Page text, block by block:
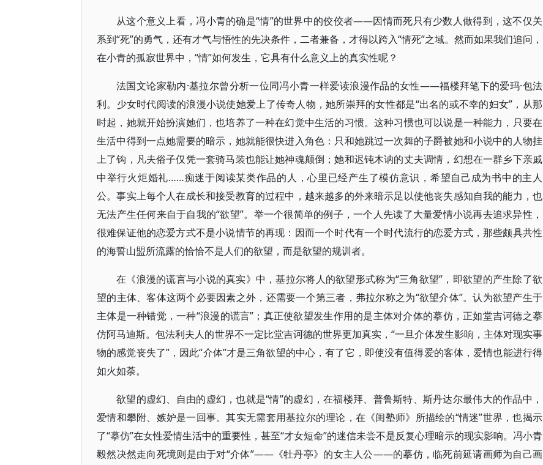
从这个意义上看，冯小青的确是“情”的世界中的佼佼者——因情而死只有少数人做得到，这不仅关
系到“死”的勇气，还有才气与悟性的先决条件，二者兼备，才得以跨入“情死”之域。然而如果我们追问，
在小青的孤寂世界中，“情”如何发生，它具有什么意义上的真实性呢？
法国文论家勒内·基拉尔曾分析一位同冯小青一样爱读浪漫作品的女性——福楼拜笔下的爱玛·包法
利。少女时代阅读的浪漫小说使她爱上了传奇人物，她所崇拜的女性都是“出名的或不幸的妇女”，从那
时起，她就开始扮演她们，也培养了一种在幻觉中生活的习惯。这种习惯也可以说是一种能力，只要在
生活中得到一点她需要的暗示，她就能很快进入角色：只和她跳过一次舞的子爵被她和小说中的人物挂
上了钩，凡夫俗子仅凭一套骑马装也能让她神魂颠倒；她和迟钝木讷的丈夫调情，幻想在一群乡下亲戚
中举行火炬婚礼……痴迷于阅读某类作品的人，心里已经产生了模仿意识，希望自己成为书中的主人
公。事实上每个人在成长和接受教育的过程中，越来越多的外来暗示足以使他丧失感知自我的能力，也
无法产生任何来自于自我的“欲望”。举一个很简单的例子，一个人先读了大量爱情小说再去追求异性，
很难保证他的恋爱方式不是小说情节的再现：因而一个时代有一个时代流行的恋爱方式，那些颇具共性
的海誓山盟所流露的恰恰不是人们的欲望，而是欲望的规训者。
在《浪漫的谎言与小说的真实》中，基拉尔将人的欲望形式称为“三角欲望”，即欲望的产生除了欲
望的主体、客体这两个必要因素之外，还需要一个第三者，弗拉尔称之为“欲望介体”。认为欲望产生于
主体是一种错觉，一种“浪漫的谎言”；真正使欲望发生作用的是主体对介体的摹仿，正如堂吉诃德之摹
仿阿马迪斯。包法利夫人的世界不一定比堂吉诃德的世界更加真实，“一旦介体发生影响，主体对现实事
物的感觉丧失了”，因此“介体”才是三角欲望的中心，有了它，即使没有值得爱的客体，爱情也能进行得
如火如荼。
欲望的虚幻、自由的虚幻，也就是“情”的虚幻，在福楼拜、普鲁斯特、斯丹达尔最伟大的作品中，
爱情和攀附、嫉妒是一回事。其实无需套用基拉尔的理论，在《闺塾师》所描绘的“情迷”世界，也揭示
了“摹仿”在女性爱情生活中的重要性，甚至“才女短命”的迷信未尝不是反复心理暗示的现实影响。冯小青
毅然决然走向死境则是由于对“介体”——《牡丹亭》的女主人公——的摹仿，临死前延请画师为自己画